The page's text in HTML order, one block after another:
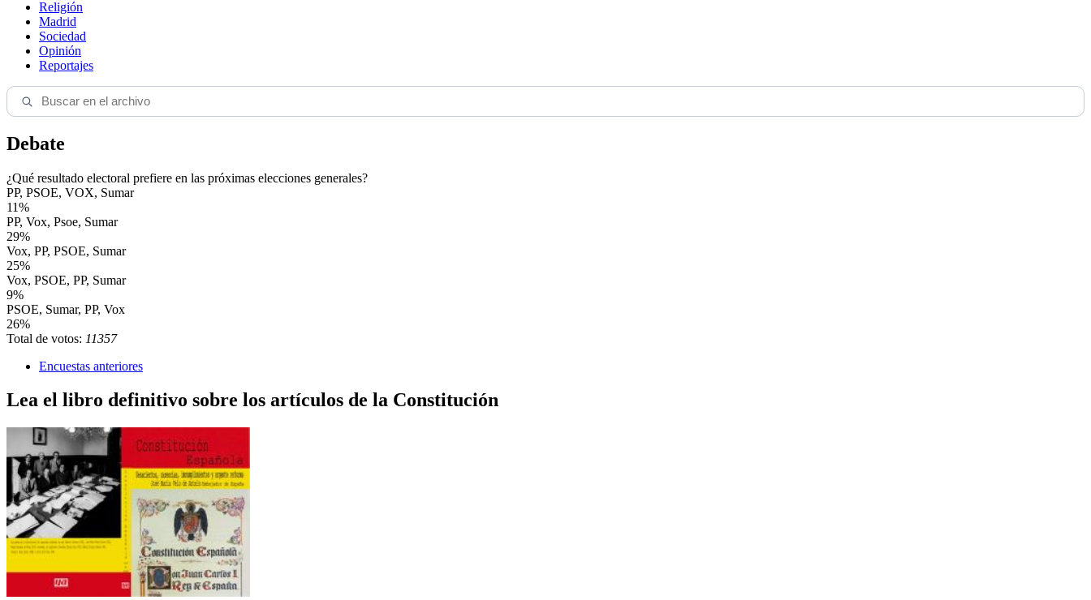
Religión
Madrid
Sociedad
Opinión
Reportajes
Debate
¿Qué resultado electoral prefiere en las próximas elecciones generales?
PP, PSOE, VOX, Sumar
11%
PP, Vox, Psoe, Sumar
29%
Vox, PP, PSOE, Sumar
25%
Vox, PSOE, PP, Sumar
9%
PSOE, Sumar, PP, Vox
26%
Total de votos: 11357
Encuestas anteriores
Lea el libro definitivo sobre los artículos de la Constitución